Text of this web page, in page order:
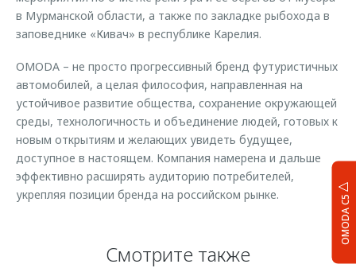
OMODA C5
в Мурманской области, а также по закладке рыбохода в
заповеднике «Кивач» в республике Карелия.
ОMODA – не просто прогрессивный бренд футуристичных
автомобилей, а целая философия, направленная на
устойчивое развитие общества, сохранение окружающей
среды, технологичность и объединение людей, готовых к
новым открытиям и желающих увидеть будущее,
доступное в настоящем. Компания намерена и дальше
эффективно расширять аудиторию потребителей,
укрепляя позиции бренда на российском рынке.
Смотрите также